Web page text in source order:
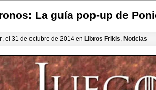
La guía pop-up de
, el 31 de octubre de 2014 en Libros Frikis, Noticias